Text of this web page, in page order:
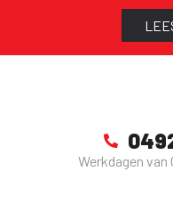
Werkdagen van